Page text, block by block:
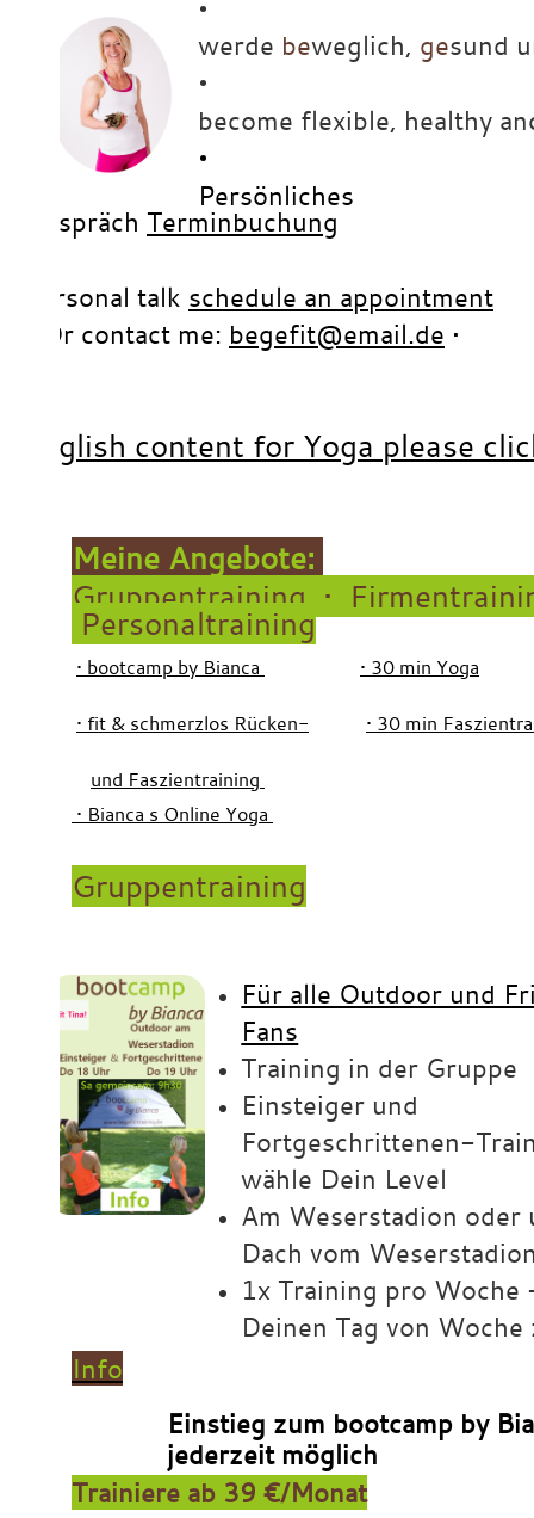
werde beweglich, gesund
•
become flexible, healthy
•
Persönliches
Gespräch Terminbuchung
Personal talk schedule an appointment
Or contact me: begefit@email.de •
english content for Yoga please
Meine Angebote:
Gruppentraining •
Personaltraining
• bootcamp by Bianca • 30 min Yoga
• fit & schmerzlos Rücken- • 30 min
und Faszientraining
• Bianca s Online Yoga
Gruppentraining
Für alle Outdoor und
Fans
Training in der Gruppe
Einsteiger und
Fortgeschrittenen-
wähle Dein Level
Am Weserstadion oder
Dach vom
1x Training pro Woche
Deinen Tag von
Info
Einstieg zum bootcamp by
jederzeit möglich
Trainiere ab 39 €/Monat